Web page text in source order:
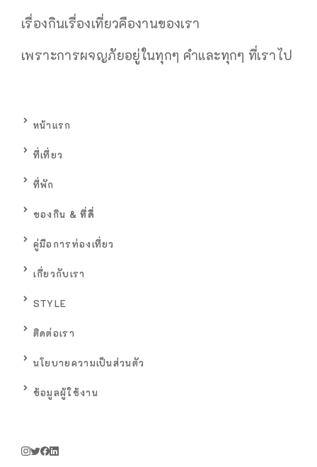
เรื่องกินเรื่องเที่ยวคืองานของเรา
เพราะการผจญภัยอยู่ในทุกๆ คำและทุกๆ ที่เราไป
หน้าแรก
ที่เที่ยว
ที่พัก
ของกิน & ที่ดื่
คู่มือการท่องเที่ยว
เกี่ยวกับเรา
STYLE
ติดต่อเรา
นโยบายความเป็นส่วนตัว
ข้อมูลผู้ใช้งาน